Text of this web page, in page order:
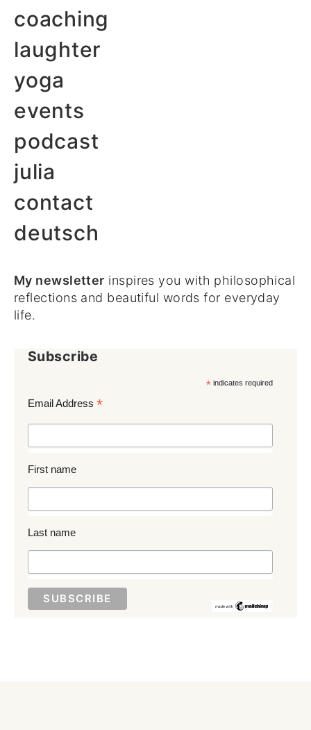
coaching
laughter
yoga
events
podcast
julia
contact
deutsch
My newsletter inspires you with philosophical
reflections and beautiful words for everyday
life.
Subscribe
* indicates required
Email Address *
First name
Last name